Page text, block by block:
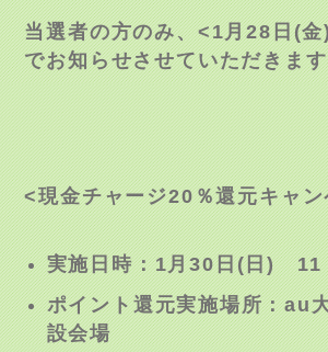
当選者の方のみ、<1月28日(金
でお知らせさせていただきます
<現金チャージ20％還元キャ
実施日時：1月30日(日) 11
ポイント還元実施場所：au
設会場